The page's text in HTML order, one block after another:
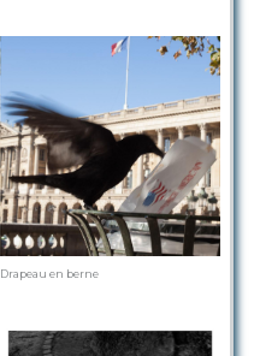
Drapeau en berne